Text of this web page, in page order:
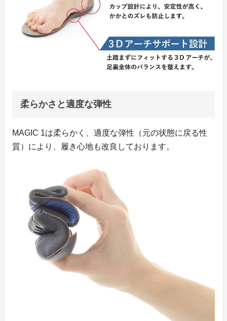
柔らかさと適度な弾性
MAGIC 1は柔らかく、適度な弾性（元の状態に戻る性
質）により、履き心地も改良しております。